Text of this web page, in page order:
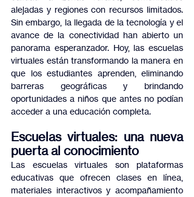
alejadas y regiones con recursos limitados.
Sin embargo, la llegada de la tecnología y el
avance de la conectividad han abierto un
panorama esperanzador. Hoy, las escuelas
virtuales están transformando la manera en
que los estudiantes aprenden, eliminando
barreras geográficas y brindando
oportunidades a niños que antes no podían
acceder a una educación completa.
Escuelas virtuales: una nueva
puerta al conocimiento
Las escuelas virtuales son plataformas
educativas que ofrecen clases en línea,
materiales interactivos y acompañamiento